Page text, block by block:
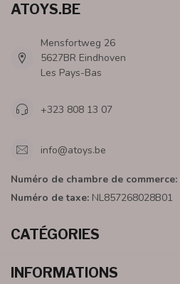
ATOYS.BE
Mensfortweg 26
5627BR Eindhoven
Les Pays-Bas
+323 808 13 07
info@atoys.be
Numéro de chambre de commerce:
Numéro de taxe: NL857268028B01
CATÉGORIES
INFORMATIONS